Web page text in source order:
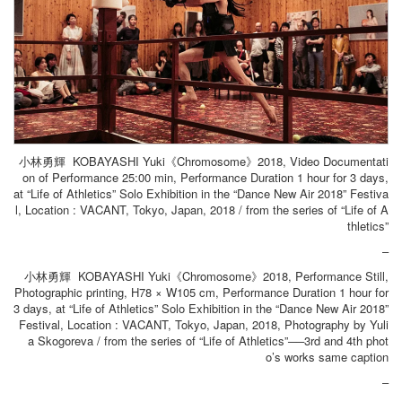
小林勇輝 KOBAYASHI Yuki《Chromosome》2018, Video Documentati
on of Performance 25:00 min, Performance Duration 1 hour for 3 days,
at “Life of Athletics” Solo Exhibition in the “Dance New Air 2018” Festiva
l, Location : VACANT, Tokyo, Japan, 2018 / from the series of “Life of A
thletics”
–
小林勇輝 KOBAYASHI Yuki《Chromosome》2018, Performance Still,
Photographic printing, H78 × W105 cm, Performance Duration 1 hour for
3 days, at “Life of Athletics” Solo Exhibition in the “Dance New Air 2018”
Festival, Location : VACANT, Tokyo, Japan, 2018, Photography by Yuli
a Skogoreva / from the series of “Life of Athletics”──3rd and 4th phot
o’s works same caption
–